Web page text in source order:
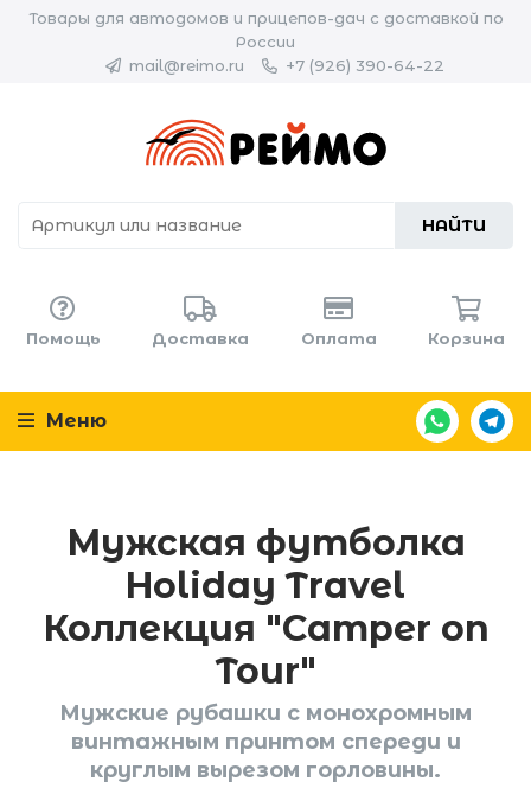
Товары для автодомов и прицепов-дач с доставкой по
России
mail@reimo.ru
+7 (926) 390-64-22
НАЙТИ
Помощь Доставка Оплата Корзина
Меню
Мужская футболка
Holiday Travel
Коллекция "Camper on
Tour"
Мужские рубашки с монохромным
винтажным принтом спереди и
круглым вырезом горловины.